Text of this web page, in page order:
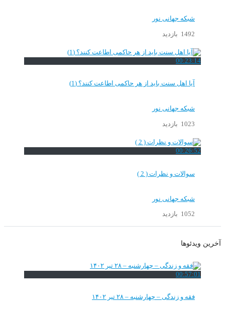
شبکه جهانی نور
1492 بازدید
00:23:14
آیا اهل سنت باید از هر حاکمی اطاعت کنند؟ (1)
شبکه جهانی نور
1023 بازدید
00:26:52
سوالات و نظرات ( 2 )
شبکه جهانی نور
1052 بازدید
آخرین ویدئوها
00:57:01
فقه و زندگی – چهارشنبه – ۲۸ تیر ۱۴۰۲